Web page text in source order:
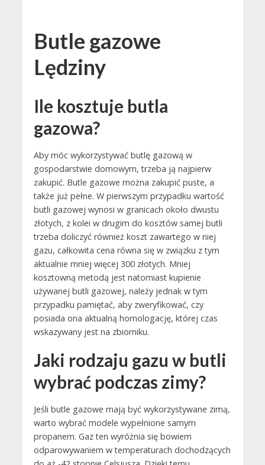
Butle gazowe
Lędziny
Ile kosztuje butla
gazowa?
Aby móc wykorzystywać butlę gazową w
gospodarstwie domowym, trzeba ją najpierw
zakupić. Butle gazowe można zakupić puste, a
także już pełne. W pierwszym przypadku wartość
butli gazowej wynosi w granicach około dwustu
złotych, z kolei w drugim do kosztów samej butli
trzeba doliczyć również koszt zawartego w niej
gazu, całkowita cena równa się w związku z tym
aktualnie mniej więcej 300 złotych. Mniej
kosztowną metodą jest natomiast kupienie
używanej butli gazowej, należy jednak w tym
przypadku pamiętać, aby zweryfikować, czy
posiada ona aktualną homologację, której czas
wskazywany jest na zbiorniku.
Jaki rodzaju gazu w butli
wybrać podczas zimy?
Jeśli butle gazowe mają być wykorzystywane zimą,
warto wybrać modele wypełnione samym
propanem. Gaz ten wyróżnia się bowiem
odparowywaniem w temperaturach dochodzących